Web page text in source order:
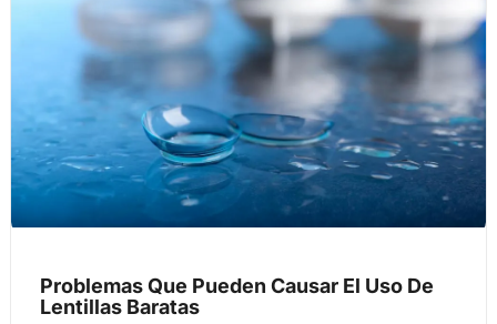
Problemas Que Pueden Causar El Uso De
Lentillas Baratas